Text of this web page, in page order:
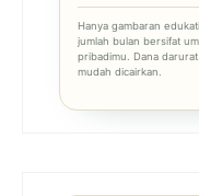
Hanya gambaran
jumlah bulan bersifat
pribadimu. Dana
mudah dicairkan.